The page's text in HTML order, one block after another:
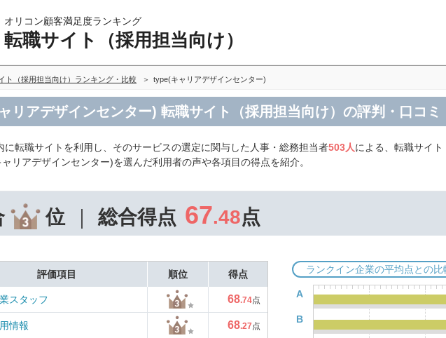
オリコン顧客満足度ランキング
転職サイト（採用担当向け）
ト（採用担当向け）ランキング・比較 type(キャリアデザインセンター)
リアデザインセンター) 転職サイト（採用担当向け）の評判・口コミ
に転職サイトを利用し、そのサービスの選定に関与した人事・総務担当者503人による、転職サイ
リアデザインセンター)を選んだ利用者の声や各項目の得点を紹介。
位 総合得点 67.48点
評価項目 順位 得点
スタッフ 68.74点
情報 68.27点
ランクイン企業の平均点との比
A
B